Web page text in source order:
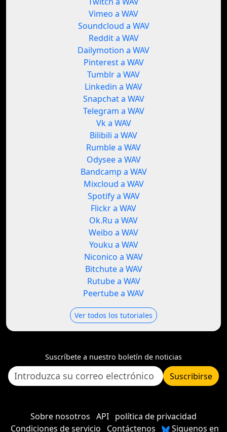
Vimeo a WAV
Soundcloud a WAV
Reddit a WAV
Dailymotion a WAV
Pinterest a WAV
Tumblr a WAV
Linkedin a WAV
Snapchat a WAV
Telegram a WAV
Vk a WAV
Bilibili a WAV
Rumble a WAV
Odysee a WAV
Bandcamp a WAV
Mixcloud a WAV
Spotify a WAV
Flickr a WAV
Ok.Ru a WAV
Weibo a WAV
Youku a WAV
Niconico a WAV
Bitchute a WAV
Rutube a WAV
Peertube a WAV
Ver todos los tutoriales
Suscríbete a nuestro boletín de noticias
Suscribirse
Sobre nosotros API política de privacidad
Condiciones de servicio
Contáctenos Siguenos en